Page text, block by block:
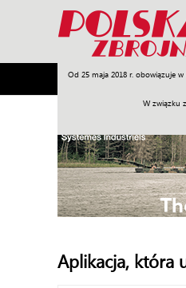
Od 25 maja 2018 r. obowiązuje
W związku
Armia Poligon
Aplikacja, która